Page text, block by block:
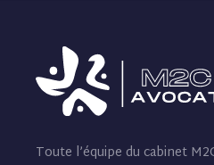
Toute l’équipe du cabinet